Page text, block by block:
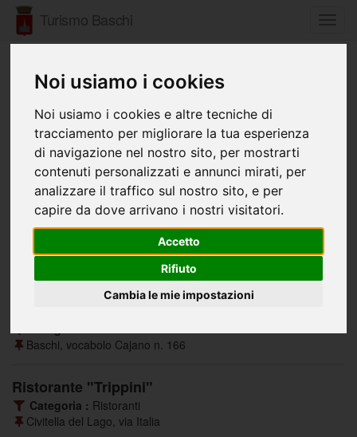
Noi usiamo i cookies
Noi usiamo i cookies e altre tecniche di
tracciamento per migliorare la tua esperienza
di navigazione nel nostro sito, per mostrarti
contenuti personalizzati e annunci mirati, per
analizzare il traffico sul nostro sito, e per
capire da dove arrivano i nostri visitatori.
Accetto
Rifiuto
Cambia le mie impostazioni
Turismo Baschi
Denominazione:
Categoria:
Cerca
Baschi, vocabolo Cajano n. 166
Ristorante "Trippini"
Categoria : Ristoranti
Civitella del Lago, via Italia